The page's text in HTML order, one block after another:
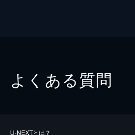
よくある質問
U-NEXTとは？